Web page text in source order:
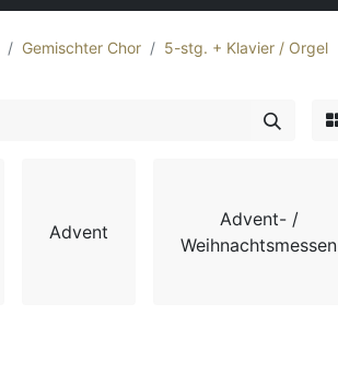
Gemischter Chor
5-stg. + Klavier / Orgel
Advent
Advent- /
Weihnachtsmessen